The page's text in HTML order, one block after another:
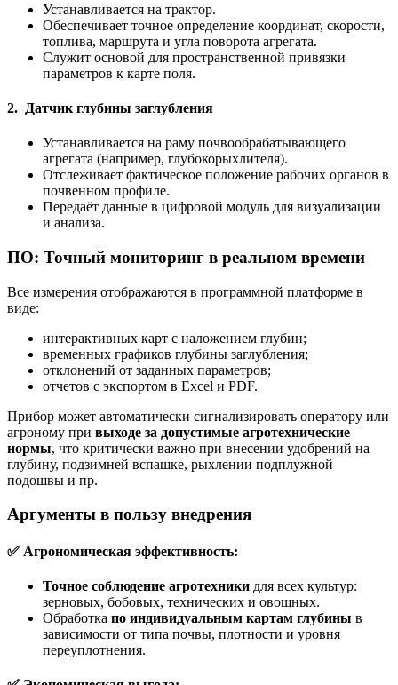
Устанавливается на трактор.
Обеспечивает точное определение координат, скорости,
топлива, маршрута и угла поворота агрегата.
Служит основой для пространственной привязки
параметров к карте поля.
2. Датчик глубины заглубления
Устанавливается на раму почвообрабатывающего
агрегата (например, глубокорыхлителя).
Отслеживает фактическое положение рабочих органов в
почвенном профиле.
Передаёт данные в цифровой модуль для визуализации
и анализа.
ПО: Точный мониторинг в реальном времени
Все измерения отображаются в программной платформе в
виде:
интерактивных карт с наложением глубин;
временных графиков глубины заглубления;
отклонений от заданных параметров;
отчетов с экспортом в Excel и PDF.
Прибор может автоматически сигнализировать оператору или
агроному при выходе за допустимые агротехнические
нормы, что критически важно при внесении удобрений на
глубину, подзимней вспашке, рыхлении подплужной
подошвы и пр.
Аргументы в пользу внедрения
✅ Агрономическая эффективность:
Точное соблюдение агротехники для всех культур:
зерновых, бобовых, технических и овощных.
Обработка по индивидуальным картам глубины в
зависимости от типа почвы, плотности и уровня
переуплотнения.